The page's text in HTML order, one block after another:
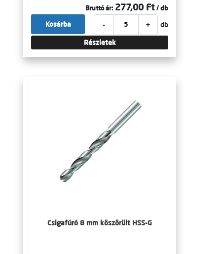
Bruttó ár: 277,00 Ft / db
- + db
Kosárba
Részletek
Csigafúró 8 mm köszörült HSS-G